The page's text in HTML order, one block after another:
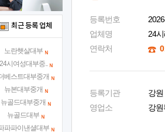
등록번호
업체명
24
연락처
등록기관
강원
영업소
강
최근 등록 업체
노란햇살대부
시여성대부중..
베스트대부중개
뉴본대부중개
뉴골드대부중개
뉴골드대부
파파이낸셜대부